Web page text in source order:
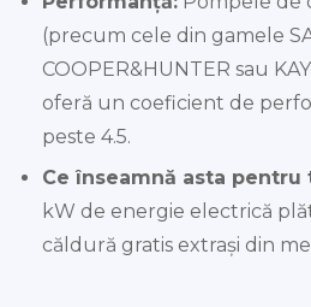
(precum cele din gamele
COOPER&HUNTER sau
oferă un coeficient de
peste 4.5.
Ce înseamnă asta pentru
kW de energie electrică
căldură gratis extrași din